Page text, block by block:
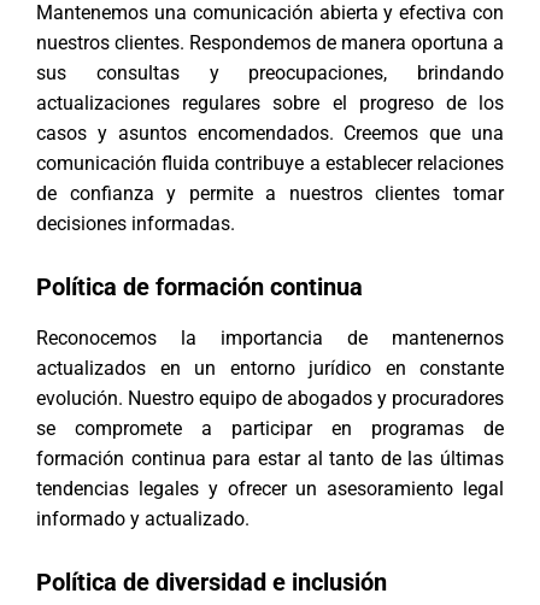
Mantenemos una comunicación abierta y efectiva con
nuestros clientes. Respondemos de manera oportuna a
sus consultas y preocupaciones, brindando
actualizaciones regulares sobre el progreso de los
casos y asuntos encomendados. Creemos que una
comunicación fluida contribuye a establecer relaciones
de confianza y permite a nuestros clientes tomar
decisiones informadas.
Política de formación continua
Reconocemos la importancia de mantenernos
actualizados en un entorno jurídico en constante
evolución. Nuestro equipo de abogados y procuradores
se compromete a participar en programas de
formación continua para estar al tanto de las últimas
tendencias legales y ofrecer un asesoramiento legal
informado y actualizado.
Política de diversidad e inclusión